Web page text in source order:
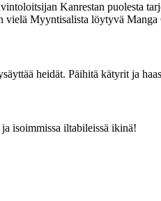
Kanrestan puolesta
Myyntisalista löytyvä Manga
heidät. Päihitä kätyrit ja
isoimmissa iltabileissä ikinä!